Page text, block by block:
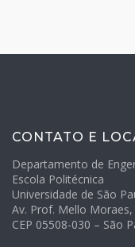
CONTATO E
Departamento de
Escola Politécnica
Universidade de São
Av. Prof. Mello
CEP 05508-030 – São